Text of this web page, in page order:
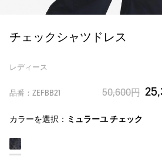
チェックシャツドレス
レディース
品番：ZEFBB21 50,600円
カラーを選択： ミュラーユ チェック